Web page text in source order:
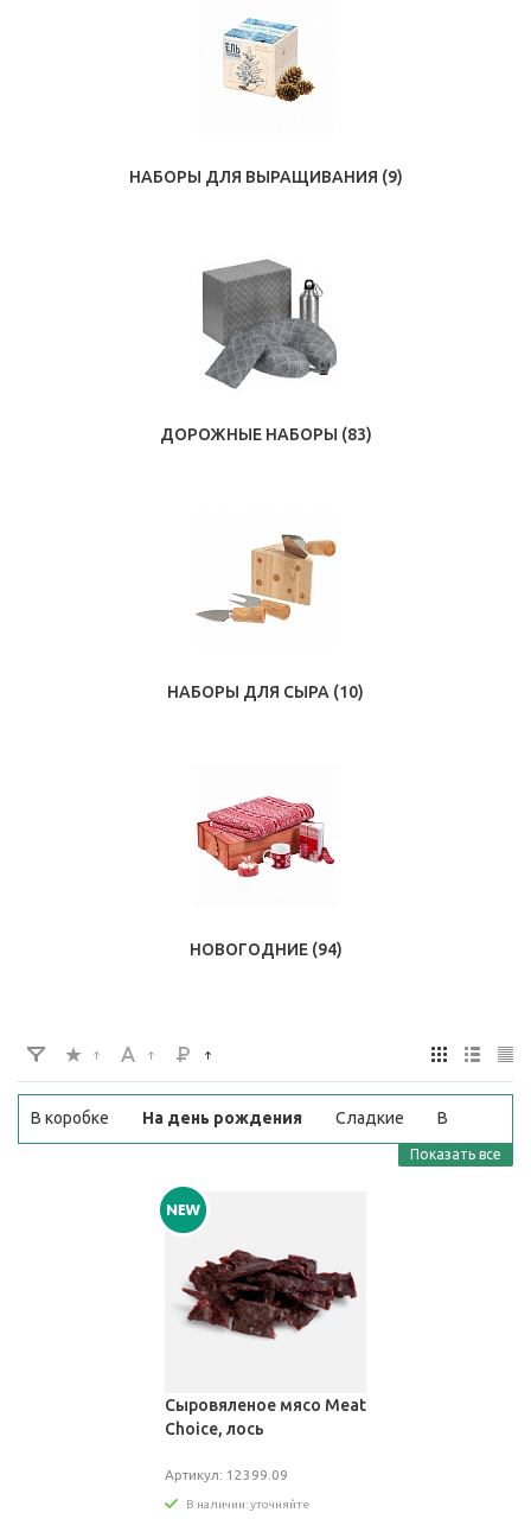
НАБОРЫ ДЛЯ ВЫРАЩИВАНИЯ (9)
ДОРОЖНЫЕ НАБОРЫ (83)
НАБОРЫ ДЛЯ СЫРА (10)
НОВОГОДНИЕ (94)
В коробке На день рождения Сладкие
В
Показать все
Сыровяленое мясо Meat
Choice, лось
Артикул: 12399.09
В наличии: уточняйте